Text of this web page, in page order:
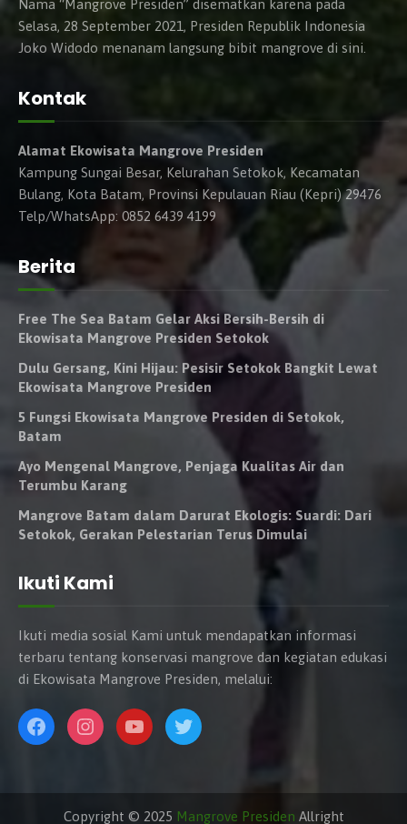
Nama “Mangrove Presiden” disematkan karena pada
Selasa, 28 September 2021, Presiden Republik Indonesia
Joko Widodo menanam langsung bibit mangrove di sini.
Kontak
Alamat Ekowisata Mangrove Presiden
Kampung Sungai Besar, Kelurahan Setokok, Kecamatan
Bulang, Kota Batam, Provinsi Kepulauan Riau (Kepri) 29476
Telp/WhatsApp: 0852 6439 4199
Berita
Free The Sea Batam Gelar Aksi Bersih-Bersih di
Ekowisata Mangrove Presiden Setokok
Dulu Gersang, Kini Hijau: Pesisir Setokok Bangkit Lewat
Ekowisata Mangrove Presiden
5 Fungsi Ekowisata Mangrove Presiden di Setokok,
Batam
Ayo Mengenal Mangrove, Penjaga Kualitas Air dan
Terumbu Karang
Mangrove Batam dalam Darurat Ekologis: Suardi: Dari
Setokok, Gerakan Pelestarian Terus Dimulai
Ikuti Kami
Ikuti media sosial Kami untuk mendapatkan informasi
terbaru tentang konservasi mangrove dan kegiatan edukasi
di Ekowisata Mangrove Presiden, melalui:
Copyright © 2025 Mangrove Presiden Allright